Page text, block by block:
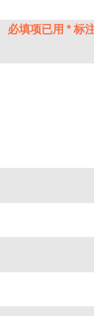
必填项已用 * 标